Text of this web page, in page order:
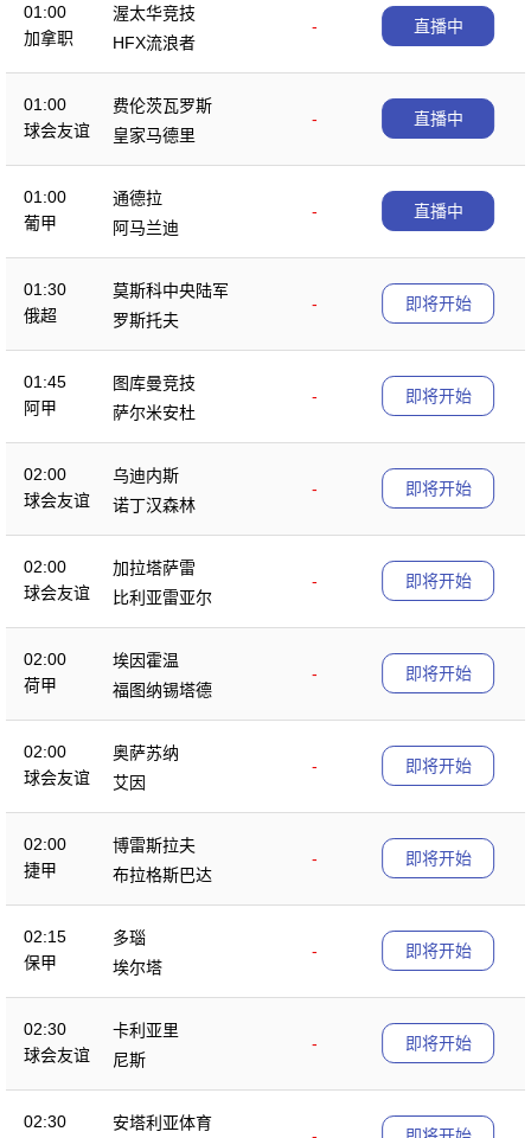
01:00
加拿职
渥太华竞技
-
HFX流浪者
直播中
01:00
球会友谊
费伦茨瓦罗斯
-
皇家马德里
直播中
01:00
葡甲
通德拉
-
阿马兰迪
直播中
01:30
俄超
莫斯科中央陆军
-
罗斯托夫
即将开始
01:45
阿甲
图库曼竞技
-
萨尔米安杜
即将开始
02:00
球会友谊
乌迪内斯
-
诺丁汉森林
即将开始
02:00
球会友谊
加拉塔萨雷
-
比利亚雷亚尔
即将开始
02:00
荷甲
埃因霍温
-
福图纳锡塔德
即将开始
02:00
球会友谊
奥萨苏纳
-
艾因
即将开始
02:00
捷甲
博雷斯拉夫
-
布拉格斯巴达
即将开始
02:15
保甲
多瑙
-
埃尔塔
即将开始
02:30
球会友谊
卡利亚里
-
尼斯
即将开始
02:30
安塔利亚体育